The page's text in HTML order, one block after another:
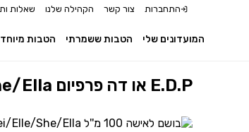
התחברות צור קשר הקהילה שלנו שאלות
הטבות הטבות ששמרתי המועדונים שלי
בושם לאישה 100 מ''ל Giorgio Armani Emporio Lei/Elle/She/Ella או דה פרפיום E.D.P